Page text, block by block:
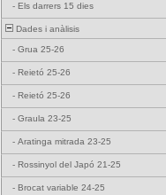
- Els darrers 15 dies
Dades i anàlisis
- Grua 25-26
- Reietó 25-26
- Reietó 25-26
- Graula 23-25
- Aratinga mitrada 23-25
- Rossinyol del Japó 21-25
- Brocat variable 24-25